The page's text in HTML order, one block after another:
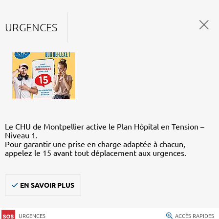
URGENCES
Le CHU de Montpellier active le Plan Hôpital en Tension –
Niveau 1.
Pour garantir une prise en charge adaptée à chacun,
appelez le 15 avant tout déplacement aux urgences.
EN SAVOIR PLUS
URGENCES ACCÈS RAPIDES